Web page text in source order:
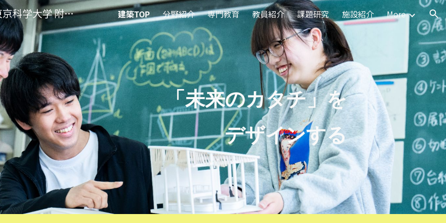
to main content Skip to navigation
建築デザイン分野｜東京科学大学 附属科学技術高等学校 建築TOP 分野紹介 専門教育 教員紹介 課題研究 施設紹介 More
「未来のカタチ」を
デザインする